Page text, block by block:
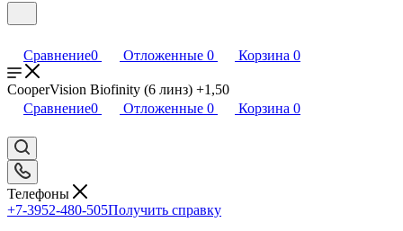
Сравнение0 Отложенные 0 Корзина 0
CooperVision Biofinity (6 линз) +1,50
Сравнение0 Отложенные 0 Корзина 0
Телефоны
+7-3952-480-505Получить справку